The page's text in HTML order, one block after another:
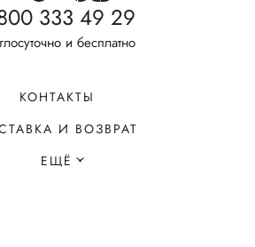
333 49 29
и бесплатно
КОНТАКТЫ
И ВОЗВРАТ
ЕЩЁ